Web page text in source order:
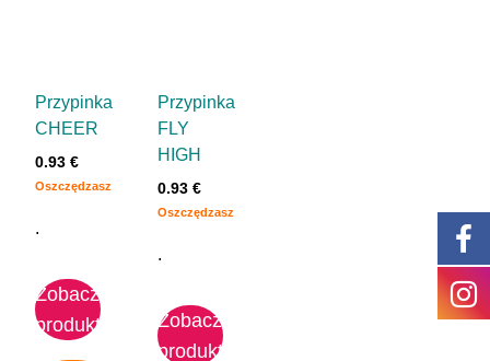
Przypinka
CHEER
0.93 €
Oszczędzasz
.
Zobacz
produkt
Przypinka
FLY
HIGH
0.93 €
Oszczędzasz
.
Zobacz
produkt